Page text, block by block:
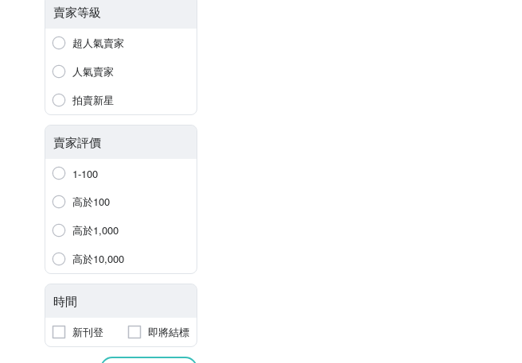
賣家等級
超人氣賣家
人氣賣家
拍賣新星
賣家評價
1-100
高於100
高於1,000
高於10,000
時間
新刊登 即將結標